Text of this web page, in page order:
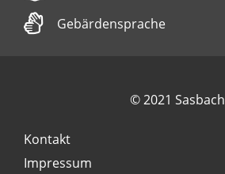
Gebärdensprache
© 2021 Sasbach
Kontakt
Impressum